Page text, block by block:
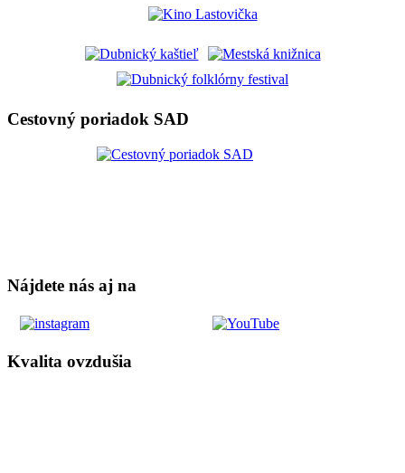
Cestovný poriadok SAD
Nájdete nás aj na
Kvalita ovzdušia